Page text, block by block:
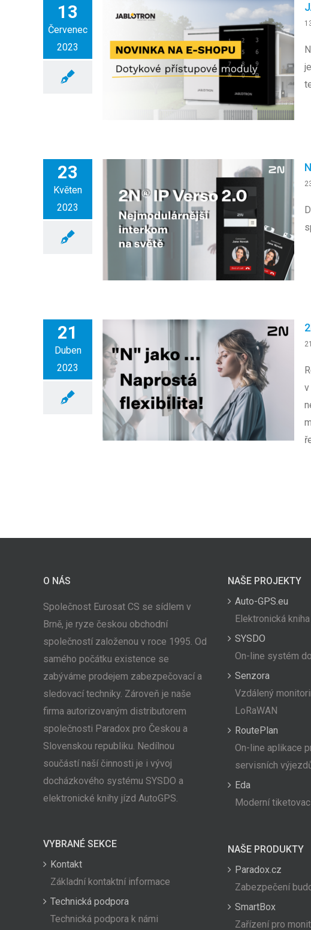
13
Červenec
2023
23
Květen
2023
21
Duben
2023
v
O NÁS
Společnost Eurosat CS se sídlem v
Brně, je ryze českou obchodní
společností založenou v roce 1995. Od
samého počátku existence se
zabýváme prodejem zabezpečovací a
sledovací techniky. Zároveň je naše
firma autorizovaným distributorem
společnosti Paradox pro Českou a
Slovenskou republiku. Nedílnou
součástí naší činnosti je i vývoj
docházkového systému SYSDO a
elektronické knihy jízd AutoGPS.
VYBRANÉ SEKCE
Kontakt
Základní kontaktní informace
Technická podpora
Technická podpora k námi
NAŠE PROJEKTY
Auto-GPS.eu
Elektronická
SYSDO
On-line systém
Senzora
Vzdálený
LoRaWAN
RoutePlan
On-line aplikace
servisních
Eda
Moderní
NAŠE PRODUKTY
Paradox.cz
Zabezpečení
SmartBox
Zařízení pro